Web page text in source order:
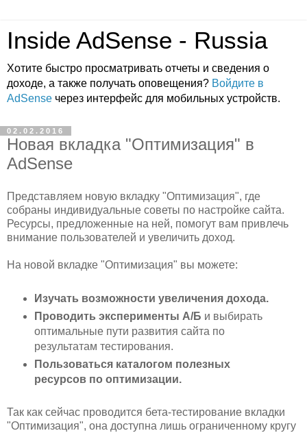
Inside AdSense - Russia
Хотите быстро просматривать отчеты и сведения о
доходе, а также получать оповещения? Войдите в
AdSense через интерфейс для мобильных устройств.
02.02.2016
Новая вкладка "Оптимизация" в
AdSense
Представляем новую вкладку "Оптимизация", где
собраны индивидуальные советы по настройке сайта.
Ресурсы, предложенные на ней, помогут вам привлечь
внимание пользователей и увеличить доход.
На новой вкладке "Оптимизация" вы можете:
Изучать возможности увеличения дохода.
Проводить эксперименты А/Б и выбирать
оптимальные пути развития сайта по
результатам тестирования.
Пользоваться каталогом полезных
ресурсов по оптимизации.
Так как сейчас проводится бета-тестирование вкладки
"Оптимизация", она доступна лишь ограниченному кругу